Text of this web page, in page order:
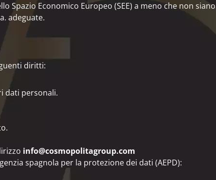
Spazio Economico Europeo (SEE) a meno che non siano
adeguate.
diritti:
dati personali.
info@cosmopolitagroup.com
spagnola per la protezione dei dati (AEPD):